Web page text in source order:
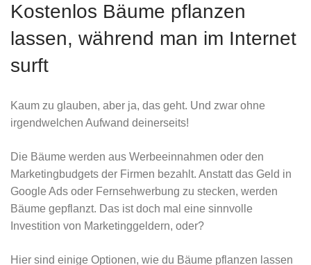
Kostenlos Bäume pflanzen
lassen, während man im Internet
surft
Kaum zu glauben, aber ja, das geht. Und zwar ohne
irgendwelchen Aufwand deinerseits!
Die Bäume werden aus Werbeeinnahmen oder den
Marketingbudgets der Firmen bezahlt. Anstatt das Geld in
Google Ads oder Fernsehwerbung zu stecken, werden
Bäume gepflanzt. Das ist doch mal eine sinnvolle
Investition von Marketinggeldern, oder?
Hier sind einige Optionen, wie du Bäume pflanzen lassen